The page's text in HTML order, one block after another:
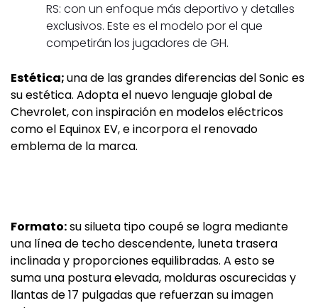
RS: con un enfoque más deportivo y detalles
exclusivos. Este es el modelo por el que
competirán los jugadores de GH.
Estética;una de las grandes diferencias del Sonic es
su estética. Adopta el nuevo lenguaje global de
Chevrolet, con inspiración en modelos eléctricos
como el Equinox EV, e incorpora el renovado
emblema de la marca.
Formato:su silueta tipo coupé se logra mediante
una línea de techo descendente, luneta trasera
inclinada y proporciones equilibradas. A esto se
suma una postura elevada, molduras oscurecidas y
llantas de 17 pulgadas que refuerzan su imagen